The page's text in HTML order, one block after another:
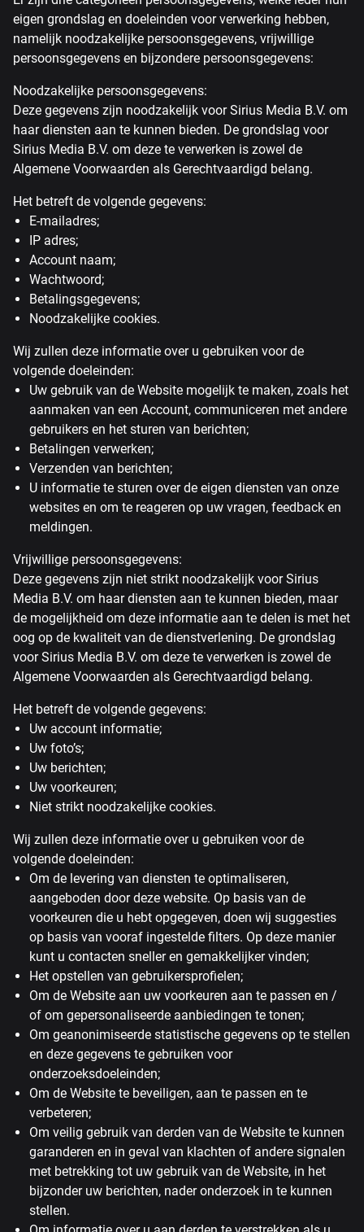
eigen grondslag en doeleinden voor verwerking hebben,
namelijk noodzakelijke persoonsgegevens, vrijwillige
persoonsgegevens en bijzondere persoonsgegevens:
Noodzakelijke persoonsgegevens:
Deze gegevens zijn noodzakelijk voor Sirius Media B.V. om
haar diensten aan te kunnen bieden. De grondslag voor
Sirius Media B.V. om deze te verwerken is zowel de
Algemene Voorwaarden als Gerechtvaardigd belang.
Het betreft de volgende gegevens:
E-mailadres;
IP adres;
Account naam;
Wachtwoord;
Betalingsgegevens;
Noodzakelijke cookies.
Wij zullen deze informatie over u gebruiken voor de
volgende doeleinden:
Uw gebruik van de Website mogelijk te maken, zoals het
aanmaken van een Account, communiceren met andere
gebruikers en het sturen van berichten;
Betalingen verwerken;
Verzenden van berichten;
U informatie te sturen over de eigen diensten van onze
websites en om te reageren op uw vragen, feedback en
meldingen.
Vrijwillige persoonsgegevens:
Deze gegevens zijn niet strikt noodzakelijk voor Sirius
Media B.V. om haar diensten aan te kunnen bieden, maar
de mogelijkheid om deze informatie aan te delen is met het
oog op de kwaliteit van de dienstverlening. De grondslag
voor Sirius Media B.V. om deze te verwerken is zowel de
Algemene Voorwaarden als Gerechtvaardigd belang.
Het betreft de volgende gegevens:
Uw account informatie;
Uw foto’s;
Uw berichten;
Uw voorkeuren;
Niet strikt noodzakelijke cookies.
Wij zullen deze informatie over u gebruiken voor de
volgende doeleinden:
Om de levering van diensten te optimaliseren,
aangeboden door deze website. Op basis van de
voorkeuren die u hebt opgegeven, doen wij suggesties
op basis van vooraf ingestelde filters. Op deze manier
kunt u contacten sneller en gemakkelijker vinden;
Het opstellen van gebruikersprofielen;
Om de Website aan uw voorkeuren aan te passen en /
of om gepersonaliseerde aanbiedingen te tonen;
Om geanonimiseerde statistische gegevens op te stellen
en deze gegevens te gebruiken voor
onderzoeksdoeleinden;
Om de Website te beveiligen, aan te passen en te
verbeteren;
Om veilig gebruik van derden van de Website te kunnen
garanderen en in geval van klachten of andere signalen
met betrekking tot uw gebruik van de Website, in het
bijzonder uw berichten, nader onderzoek in te kunnen
stellen.